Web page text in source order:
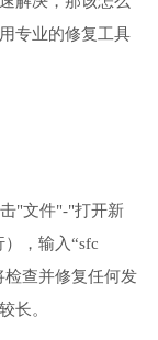
专业的修复工具
"文件"-"打开新
，输入“sfc
检查并修复任何发
长。